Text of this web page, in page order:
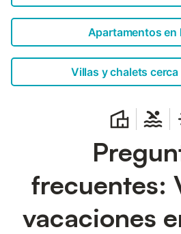
Apartamentos en
Villas y chalets cerca
frecuentes:
vacaciones